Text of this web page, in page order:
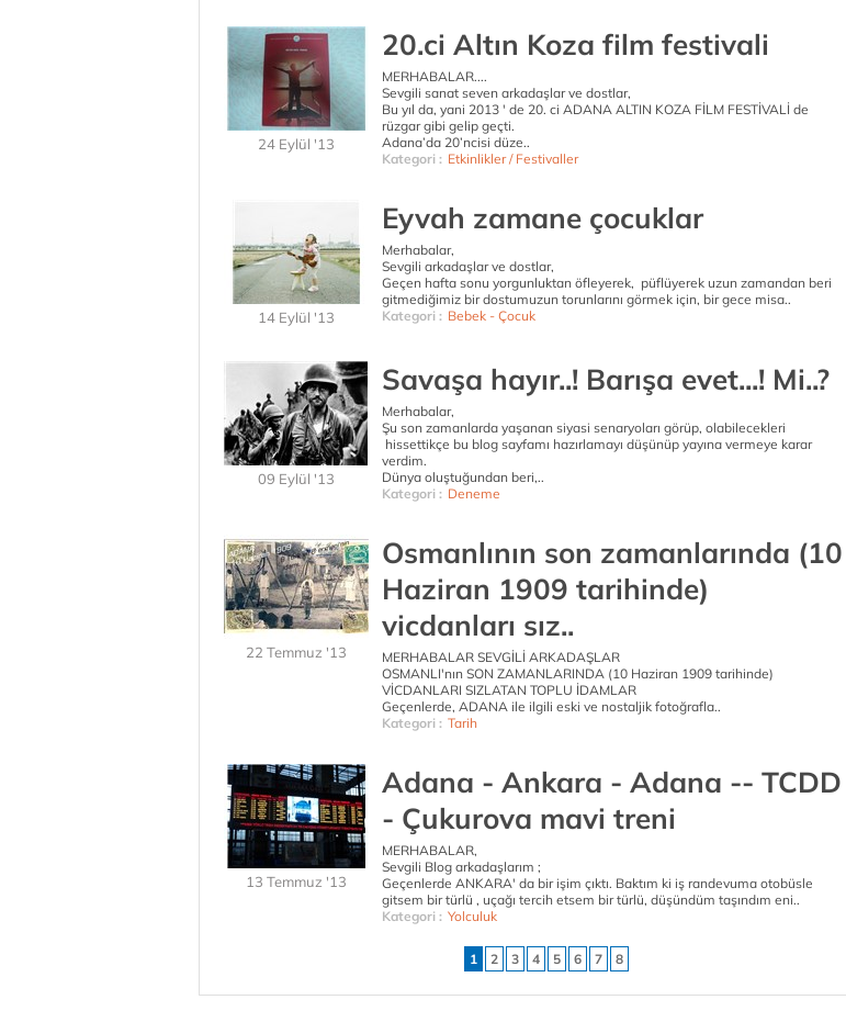
24 Eylül '13
20.ci Altın Koza film festivali
MERHABALAR....
Sevgili sanat seven arkadaşlar ve dostlar,
Bu yıl da, yani 2013 ' de 20. ci ADANA ALTIN KOZA FİLM FESTİVALİ de
rüzgar gibi gelip geçti.
Adana’da 20’ncisi düze..
Kategori : Etkinlikler / Festivaller
14 Eylül '13
Eyvah zamane çocuklar
Merhabalar,
Sevgili arkadaşlar ve dostlar,
Geçen hafta sonu yorgunluktan öfleyerek, püflüyerek uzun zamandan beri
gitmediğimiz bir dostumuzun torunlarını görmek için, bir gece misa..
Kategori : Bebek - Çocuk
09 Eylül '13
Savaşa hayır..! Barışa evet...! Mi..?
Merhabalar,
Şu son zamanlarda yaşanan siyasi senaryoları görüp, olabilecekleri
hissettikçe bu blog sayfamı hazırlamayı düşünüp yayına vermeye karar
verdim.
Dünya oluştuğundan beri,..
Kategori : Deneme
22 Temmuz '13
Osmanlının son zamanlarında (10
Haziran 1909 tarihinde)
vicdanları sız..
MERHABALAR SEVGİLİ ARKADAŞLAR
OSMANLI'nın SON ZAMANLARINDA (10 Haziran 1909 tarihinde)
VİCDANLARI SIZLATAN TOPLU İDAMLAR
Geçenlerde, ADANA ile ilgili eski ve nostaljik fotoğrafla..
Kategori : Tarih
13 Temmuz '13
Adana - Ankara - Adana -- TCDD
- Çukurova mavi treni
MERHABALAR,
Sevgili Blog arkadaşlarım ;
Geçenlerde ANKARA' da bir işim çıktı. Baktım ki iş randevuma otobüsle
gitsem bir türlü , uçağı tercih etsem bir türlü, düşündüm taşındım eni..
Kategori : Yolculuk
1 2 3 4 5 6 7 8